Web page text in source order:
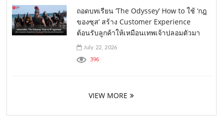
ถอดบทเรียน ‘The Odyssey’ How to ใช้ ‘กฎ
ของซุส’ สร้าง Customer Experience
ต้อนรับลูกค้าให้เหมือนเทพเจ้าปลอมตัวมา
July 22, 2026
396
VIEW MORE